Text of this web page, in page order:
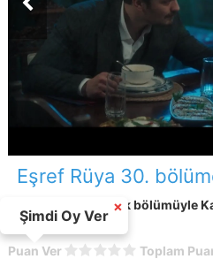
Eşref Rüya 30.
Eşref Rüya gelecek bölümüyle
Puan Ver Toplam
Şimdi Oy Ver
×